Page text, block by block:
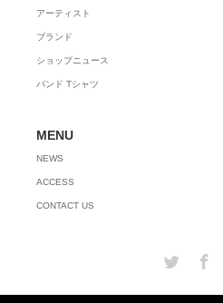
アーティスト
ブランド
ショップニュース
バンド Tシャツ
MENU
NEWS
ACCESS
CONTACT US
Twitter